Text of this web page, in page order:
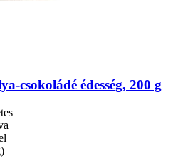
​csokoládé édesség, 200 g